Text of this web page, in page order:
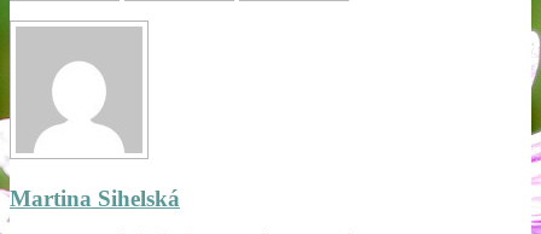
Martina Sihelská